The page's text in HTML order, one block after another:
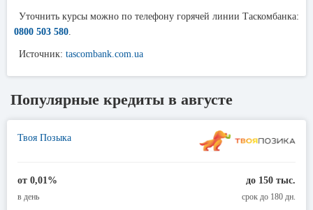
Уточнить курсы можно по телефону горячей линии Таскомбанка:
0800 503 580.
Источник: tascombank.com.ua
Популярные кредиты в августе
Твоя Позыка
от 0,01%
в день
до 150 тыс.
срок до 180 дн.